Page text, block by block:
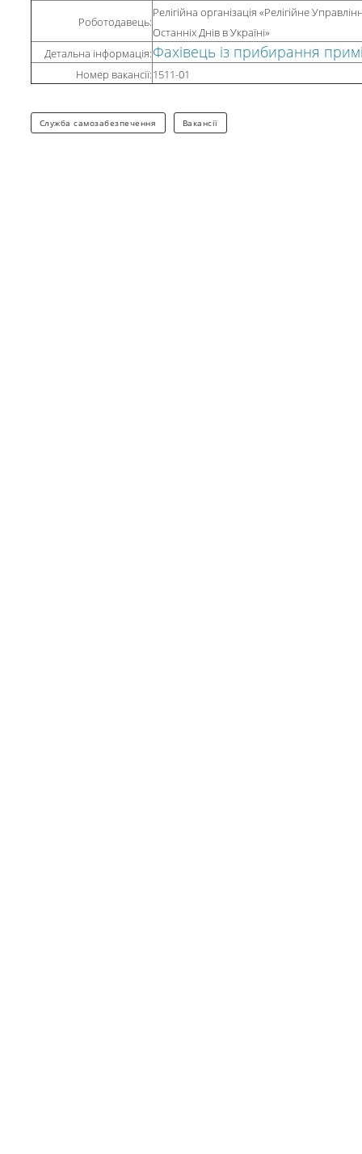
Роботодавець:
Релігійна організація «Релігійне
Останніх Днів в Україні»
Детальна інформація:Фахівець із прибирання
Номер вакансії:1511-01
Cлужба самозабезпечення Вакансії